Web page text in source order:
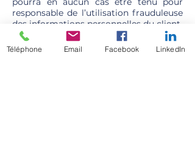
responsable de l’utilisation frauduleuse
des informations personnelles du client.
ARTICLE 11. RENSEIGNEMENTS &
RÉCLAMATION
Téléphone Email Facebook LinkedIn